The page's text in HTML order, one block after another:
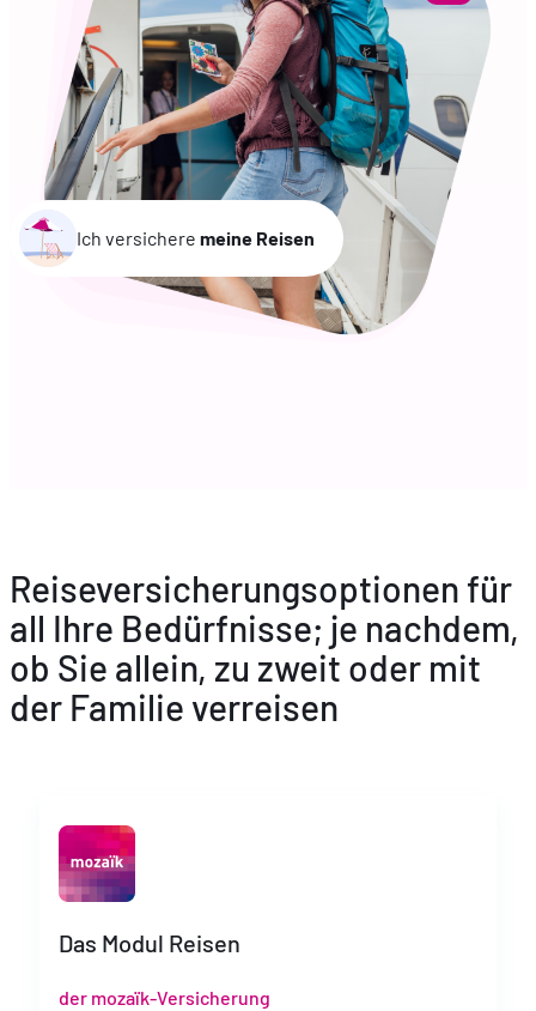
Ich versichere meine Reisen
Reiseversicherungsoptionen für
all Ihre Bedürfnisse; je nachdem,
ob Sie allein, zu zweit oder mit
der Familie verreisen
Das Modul Reisen
der mozaïk-Versicherung